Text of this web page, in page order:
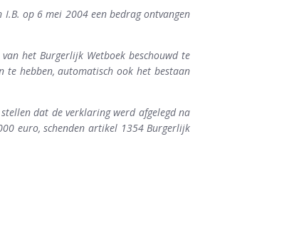
op 6 mei 2004 een bedrag ontvangen
het Burgerlijk Wetboek beschouwd te
te hebben, automatisch ook het bestaan
dat de verklaring werd afgelegd na
euro, schenden artikel 1354 Burgerlijk